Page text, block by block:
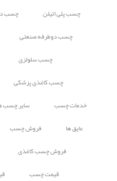
چسب پلی اتیلن
چسب
چسب دوطرفه صنعتی
چسب سلولزی
چسب کاغذی پزشکی
خدمات چسب
سایر چسب
عایق ها
فروش چسب
فروش چسب کاغذی
قیمت چسب